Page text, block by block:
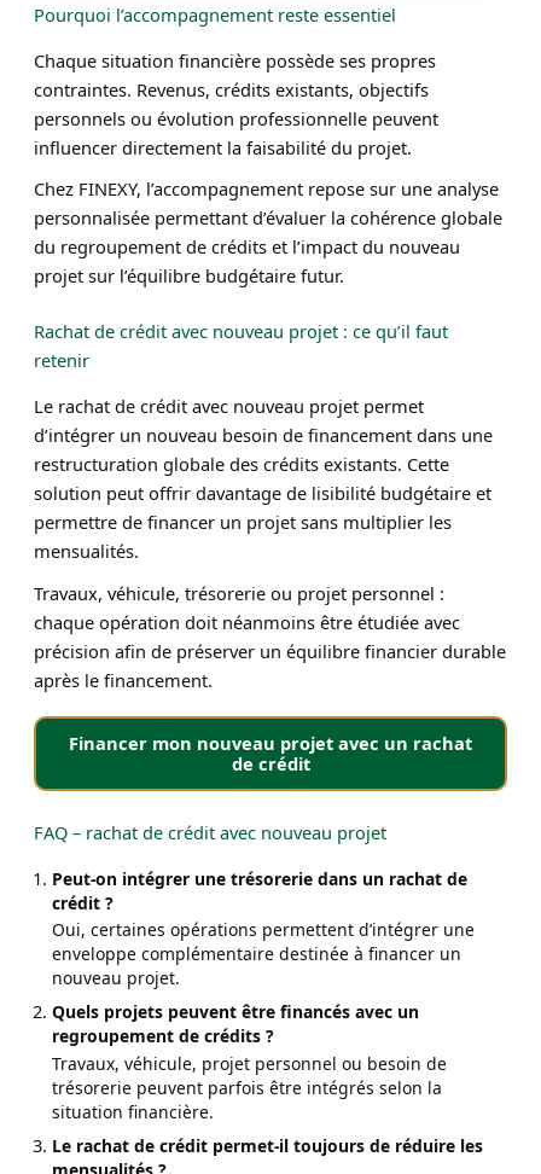
Pourquoi l’accompagnement reste essentiel
Chaque situation financière possède ses propres
contraintes. Revenus, crédits existants, objectifs
personnels ou évolution professionnelle peuvent
influencer directement la faisabilité du projet.
Chez FINEXY, l’accompagnement repose sur une analyse
personnalisée permettant d’évaluer la cohérence globale
du regroupement de crédits et l’impact du nouveau
projet sur l’équilibre budgétaire futur.
Rachat de crédit avec nouveau projet : ce qu’il faut
retenir
Le rachat de crédit avec nouveau projet permet
d’intégrer un nouveau besoin de financement dans une
restructuration globale des crédits existants. Cette
solution peut offrir davantage de lisibilité budgétaire et
permettre de financer un projet sans multiplier les
mensualités.
Travaux, véhicule, trésorerie ou projet personnel :
chaque opération doit néanmoins être étudiée avec
précision afin de préserver un équilibre financier durable
après le financement.
Financer mon nouveau projet avec un rachat
de crédit
FAQ – rachat de crédit avec nouveau projet
Peut-on intégrer une trésorerie dans un rachat de
crédit ?
Oui, certaines opérations permettent d’intégrer une
enveloppe complémentaire destinée à financer un
nouveau projet.
Quels projets peuvent être financés avec un
regroupement de crédits ?
Travaux, véhicule, projet personnel ou besoin de
trésorerie peuvent parfois être intégrés selon la
situation financière.
Le rachat de crédit permet-il toujours de réduire les
mensualités ?